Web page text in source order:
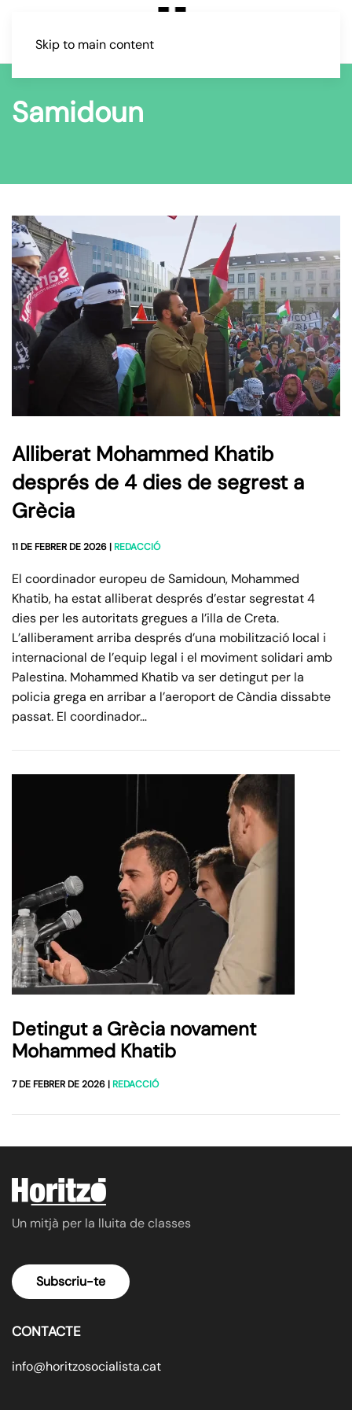
Skip to main content
Samidoun
Alliberat Mohammed Khatib
després de 4 dies de segrest a
Grècia
11 DE FEBRER DE 2026 |REDACCIÓ
El coordinador europeu de Samidoun, Mohammed
Khatib, ha estat alliberat després d’estar segrestat 4
dies per les autoritats gregues a l’illa de Creta.
L’alliberament arriba després d’una mobilització local i
internacional de l’equip legal i el moviment solidari amb
Palestina. Mohammed Khatib va ser detingut per la
policia grega en arribar a l’aeroport de Càndia dissabte
passat. El coordinador…
Detingut a Grècia novament
Mohammed Khatib
7 DE FEBRER DE 2026 |REDACCIÓ
Un mitjà per la lluita de classes
Subscriu-te
CONTACTE
info@horitzosocialista.cat